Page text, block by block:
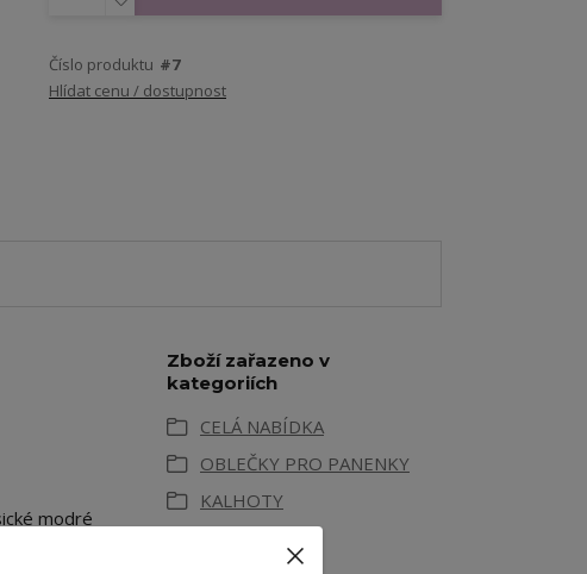
Číslo produktu #7
Hlídat cenu / dostupnost
modré
Zboží zařazeno v
kategoriích
CELÁ NABÍDKA
OBLEČKY PRO PANENKY
KALHOTY